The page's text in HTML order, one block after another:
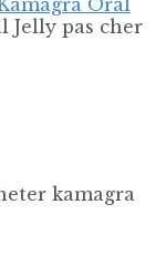
Oral
Jelly pas cher
kamagra